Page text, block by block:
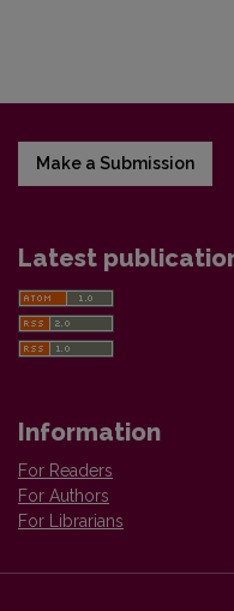
Make a Submission
Latest
Information
For Readers
For Authors
For Librarians